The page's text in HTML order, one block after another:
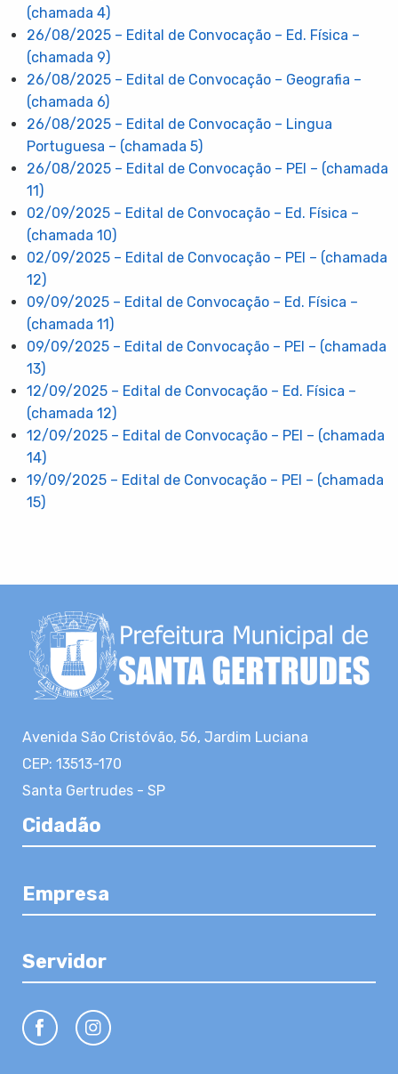
(chamada 4)
26/08/2025 – Edital de Convocação – Ed. Física –
(chamada 9)
26/08/2025 – Edital de Convocação – Geografia –
(chamada 6)
26/08/2025 – Edital de Convocação – Lingua
Portuguesa – (chamada 5)
26/08/2025 – Edital de Convocação – PEI – (chamada
11)
02/09/2025 – Edital de Convocação – Ed. Física –
(chamada 10)
02/09/2025 – Edital de Convocação – PEI – (chamada
12)
09/09/2025 – Edital de Convocação – Ed. Física –
(chamada 11)
09/09/2025 – Edital de Convocação – PEI – (chamada
13)
12/09/2025 – Edital de Convocação – Ed. Física –
(chamada 12)
12/09/2025 – Edital de Convocação – PEI – (chamada
14)
19/09/2025 – Edital de Convocação – PEI – (chamada
15)
Avenida São Cristóvão, 56, Jardim Luciana
CEP: 13513-170
Santa Gertrudes - SP
Cidadão
Empresa
Servidor